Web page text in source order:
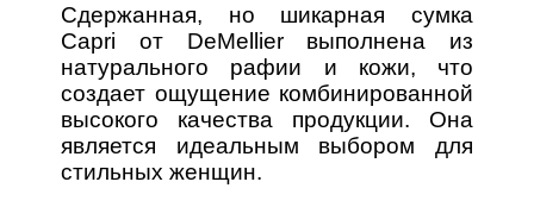
Сдержанная, но шикарная сумка
Capri от DeMellier выполнена из
натурального рафии и кожи, что
создает ощущение комбинированной
высокого качества продукции. Она
является идеальным выбором для
стильных женщин.